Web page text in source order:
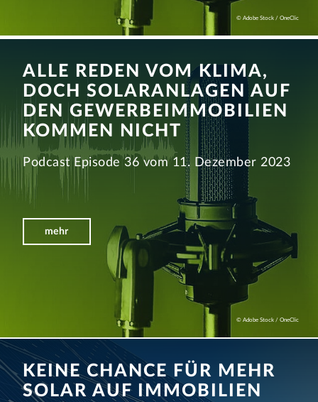
© Adobe Stock / OneClic
ALLE REDEN VOM KLIMA,
DOCH SOLARAN­LAGEN AUF
DEN GEWERBE­IMMOBILIEN
KOMMEN NICHT
Podcast Episode 36 vom 11. Dezember 2023
mehr
© Adobe Stock / OneClic
KEINE CHANCE FÜR MEHR
SOLAR AUF IMMOBILIEN